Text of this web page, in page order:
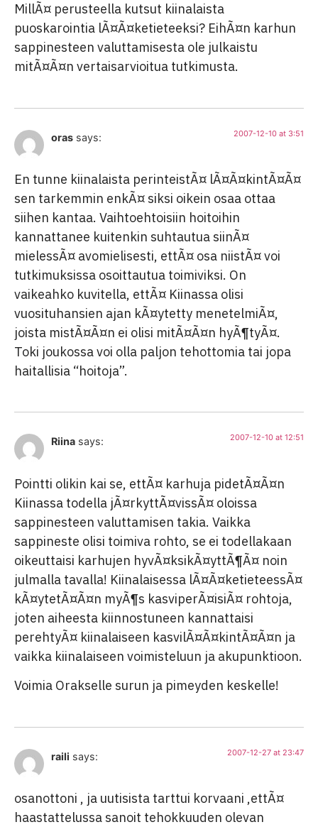
MillÃ¤ perusteella kutsut kiinalaista
puoskarointia lÃ¤Ã¤ketieteeksi? EihÃ¤n karhun
sappinesteen valuttamisesta ole julkaistu
mitÃ¤Ã¤n vertaisarvioitua tutkimusta.
oras says: 2007-12-10 at 3:51
En tunne kiinalaista perinteistÃ¤ lÃ¤Ã¤kintÃ¤Ã¤
sen tarkemmin enkÃ¤ siksi oikein osaa ottaa
siihen kantaa. Vaihtoehtoisiin hoitoihin
kannattanee kuitenkin suhtautua siinÃ¤
mielessÃ¤ avomielisesti, ettÃ¤ osa niistÃ¤ voi
tutkimuksissa osoittautua toimiviksi. On
vaikeahko kuvitella, ettÃ¤ Kiinassa olisi
vuosituhansien ajan kÃ¤ytetty menetelmiÃ¤,
joista mistÃ¤Ã¤n ei olisi mitÃ¤Ã¤n hyÃ¶tyÃ¤.
Toki joukossa voi olla paljon tehottomia tai jopa
haitallisia “hoitoja”.
Riina says: 2007-12-10 at 12:51
Pointti olikin kai se, ettÃ¤ karhuja pidetÃ¤Ã¤n
Kiinassa todella jÃ¤rkyttÃ¤vissÃ¤ oloissa
sappinesteen valuttamisen takia. Vaikka
sappineste olisi toimiva rohto, se ei todellakaan
oikeuttaisi karhujen hyvÃ¤ksikÃ¤yttÃ¶Ã¤ noin
julmalla tavalla! Kiinalaisessa lÃ¤Ã¤ketieteessÃ¤
kÃ¤ytetÃ¤Ã¤n myÃ¶s kasviperÃ¤isiÃ¤ rohtoja,
joten aiheesta kiinnostuneen kannattaisi
perehtyÃ¤ kiinalaiseen kasvilÃ¤Ã¤kintÃ¤Ã¤n ja
vaikka kiinalaiseen voimisteluun ja akupunktioon.
Voimia Orakselle surun ja pimeyden keskelle!
raili says: 2007-12-27 at 23:47
osanottoni , ja uutisista tarttui korvaani ,ettÃ¤
haastattelussa sanoit tehokkuuden olevan